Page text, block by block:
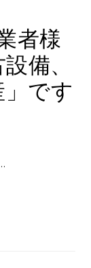
者様
備、
です